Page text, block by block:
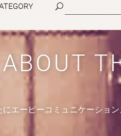
ABOUT
にエーピーコミュニケーショ